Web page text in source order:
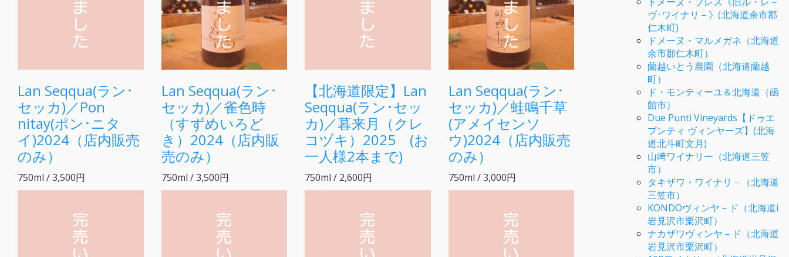
Lan Seqqua(ラン･
セッカ)／Pon
nitay(ポン･ニタ
イ)2024（店内販売
のみ）
750ml / 3,500円
Lan Seqqua(ラン･
セッカ)／雀色時
（すずめいろど
き）2024（店内販
売のみ）
750ml / 3,500円
【北海道限定】Lan
Seqqua(ラン･セッ
カ)／暮来月（クレ
コヅキ）2025 (お
一人様2本まで)
750ml / 2,600円
Lan Seqqua(ラン･
セッカ)／蛙鳴千草
(アメイセンソ
ウ)2024（店内販売
のみ）
750ml / 3,000円
ヴ･ワイナリ－》(北海道余市郡
仁木町)
ドメーヌ・マルメガネ（北海道
余市郡仁木町）
蘭越いとう農園（北海道蘭越
町）
ド・モンティーユ＆北海道（函
館市）
Due Punti Vineyards【ドゥエ
プンティ ヴィンヤーズ】(北海
道北斗町文月)
山﨑ワイナリー（北海道三笠
市）
タキザワ・ワイナリ－（北海道
三笠市）
KONDOヴィンヤ－ド（北海道i
岩見沢市栗沢町）
ナカザワヴィンヤ－ド（北海道
岩見沢市栗沢町）